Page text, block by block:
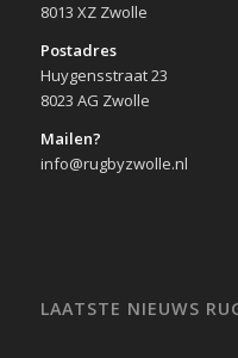
8013 XZ Zwolle
Postadres
Huygensstraat 23
8023 AG Zwolle
Mailen?
info@rugbyzwolle.nl
LAATSTE NIEUWS